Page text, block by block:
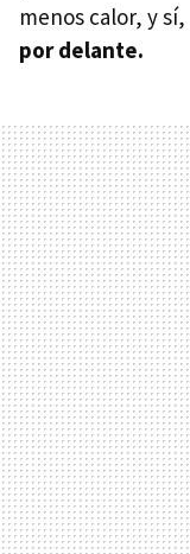
menos calor, y sí,
por delante.